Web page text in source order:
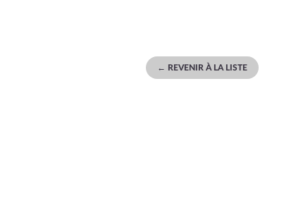
← REVENIR À LA LISTE